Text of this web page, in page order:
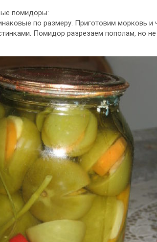
помидоры:
по размеру. Приготовим морковь и
Помидор разрезаем пополам, но